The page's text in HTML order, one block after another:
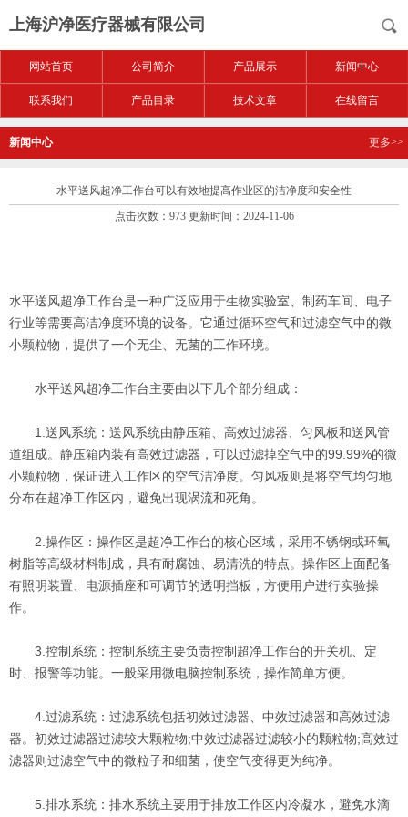
上海沪净医疗器械有限公司
网站首页 公司简介 产品展示 新闻中心
联系我们 产品目录 技术文章 在线留言
新闻中心 更多>>
水平送风超净工作台可以有效地提高作业区的洁净度和安全性
点击次数：973 更新时间：2024-11-06
水平送风超净工作台是一种广泛应用于生物实验室、制药车间、电子
行业等需要高洁净度环境的设备。它通过循环空气和过滤空气中的微
小颗粒物，提供了一个无尘、无菌的工作环境。
水平送风超净工作台主要由以下几个部分组成：
1.送风系统：送风系统由静压箱、高效过滤器、匀风板和送风管
道组成。静压箱内装有高效过滤器，可以过滤掉空气中的99.99%的微
小颗粒物，保证进入工作区的空气洁净度。匀风板则是将空气均匀地
分布在超净工作区内，避免出现涡流和死角。
2.操作区：操作区是超净工作台的核心区域，采用不锈钢或环氧
树脂等高级材料制成，具有耐腐蚀、易清洗的特点。操作区上面配备
有照明装置、电源插座和可调节的透明挡板，方便用户进行实验操
作。
3.控制系统：控制系统主要负责控制超净工作台的开关机、定
时、报警等功能。一般采用微电脑控制系统，操作简单方便。
4.过滤系统：过滤系统包括初效过滤器、中效过滤器和高效过滤
器。初效过滤器过滤较大颗粒物;中效过滤器过滤较小的颗粒物;高效过
滤器则过滤空气中的微粒子和细菌，使空气变得更为纯净。
5.排水系统：排水系统主要用于排放工作区内冷凝水，避免水滴